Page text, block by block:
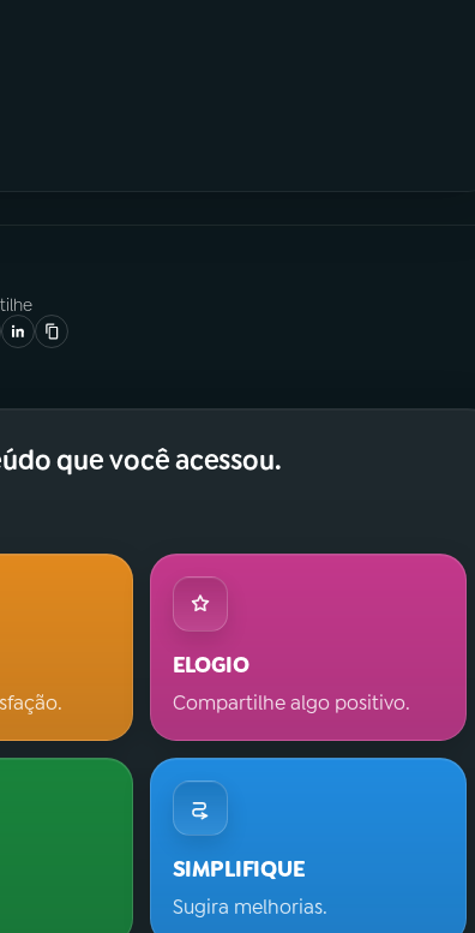
que você acessou.
ELOGIO
Compartilhe algo positivo.
SIMPLIFIQUE
Sugira melhorias.